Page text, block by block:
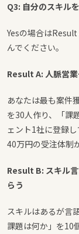
Q3: 自分のスキル
Yesの場合は
んでください。
Result A: 人脈営
あなたは最も案件
を30人作り、「課
ェント1社に登録
40万円の受注体制
Result B: スキル
らう
スキルはあるが言
課題は何か」を10